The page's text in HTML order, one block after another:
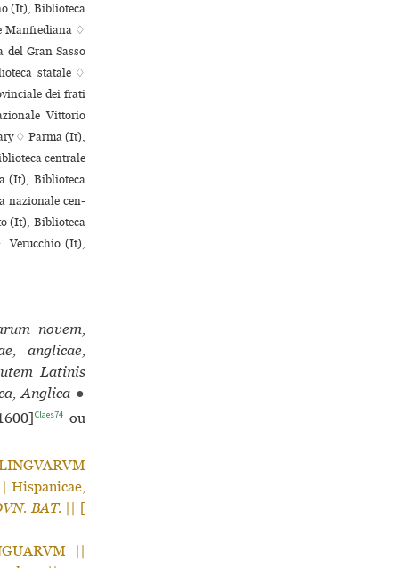
(It), Biblioteca
Manfrediana ♢
Gran Sasso
statale ♢
dei frati
Vittorio
♢ Parma (It),
centrale
(It), Biblioteca
nazio­nale cen­
(It), Biblioteca
Verucchio (It),
novem,
anglicae,
Latinis
Anglica ●
Claes74 ou
Hispanicae,
BAT. || [
||